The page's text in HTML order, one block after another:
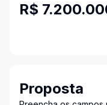
R$
Proposta